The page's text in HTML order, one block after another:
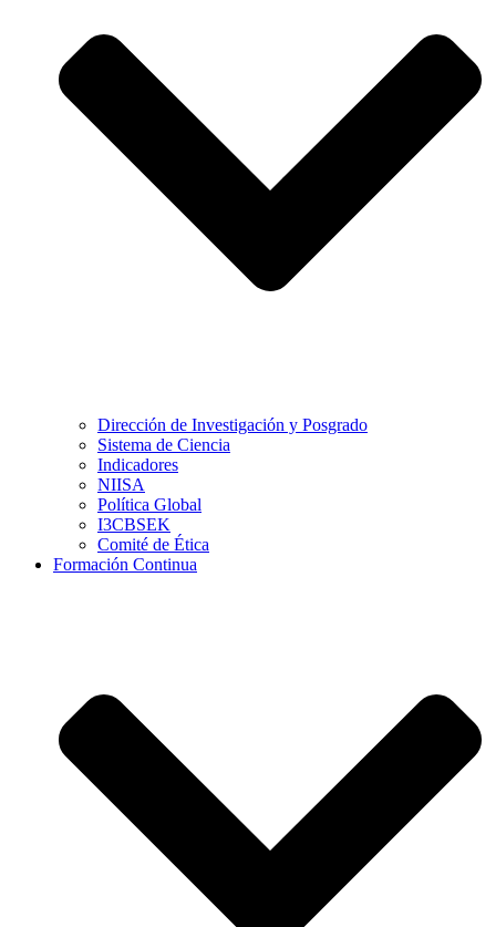
Dirección de Investigación y Posgrado
Sistema de Ciencia
Indicadores
NIISA
Política Global
I3CBSEK
Comité de Ética
Formación Continua